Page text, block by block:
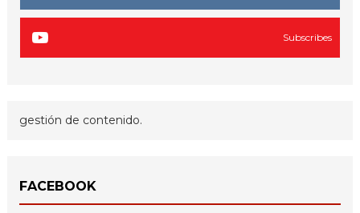
Subscribes
gestión de contenido.
FACEBOOK